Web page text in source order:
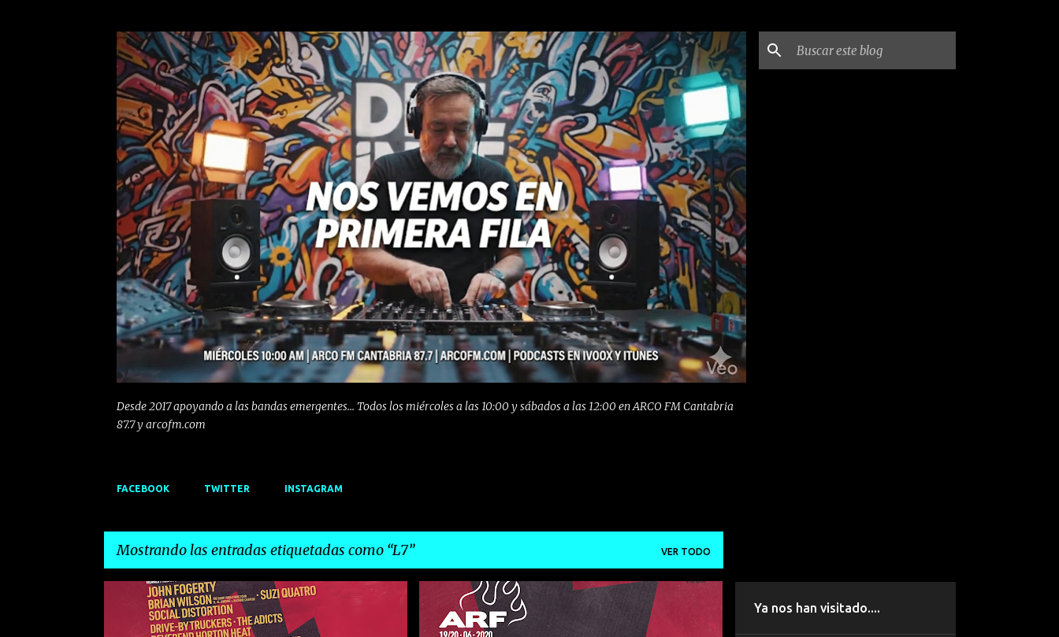
Desde 2017 apoyando a las bandas emergentes... Todos los miércoles a las 10:00 y sábados a las 12:00 en ARCO FM Cantabria
87.7 y arcofm.com
FACEBOOK TWITTER INSTAGRAM
Mostrando las entradas etiquetadas como L7 VER TODO
AZKENA ROCK BRIAN WILSON ALTERNATIVO AZKENA ROCK BLUES Ya nos han visitado....